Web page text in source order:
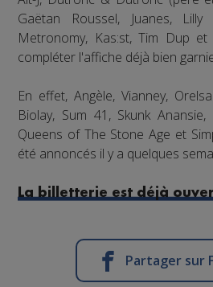
Gaëtan Roussel, Juanes,
Metronomy, Kas:st, Tim Dup
compléter l'affiche déjà bien
En effet, Angèle, Vianney,
Biolay, Sum 41, Skunk
Queens of The Stone Age et
été annoncés il y a quelques
La billetterie est déjà
Partager sur